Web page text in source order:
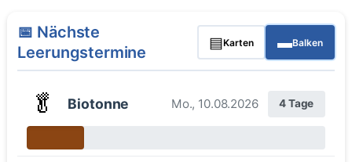
📅 Nächste
Leerungstermine
▤Karten ▬Balken
🥬 Biotonne Mo., 10.08.2026 4 Tage